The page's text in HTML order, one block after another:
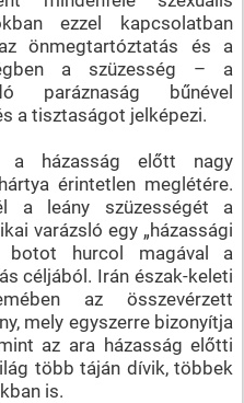
ezzel kapcsolatban
önmegtartóztatás és a
a szüzesség – a
paráznaság bűnével
a tisztaságot jelképezi.
a házasság előtt nagy
érintetlen meglétére.
a leány szüzességét a
varázsló egy „házassági
botot hurcol magával a
céljából. Irán észak-keleti
az összevérzett
mely egyszerre bizonyítja
az ara házasság előtti
több táján dívik, többek
is.